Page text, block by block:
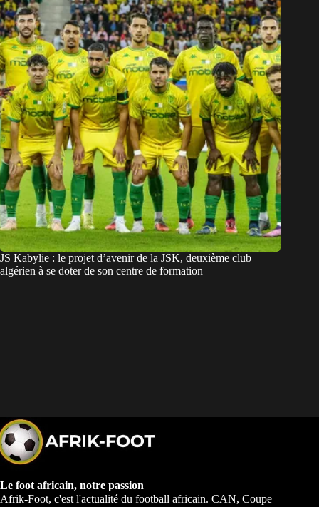
JS Kabylie : le projet d’avenir de la JSK, deuxième club
algérien à se doter de son centre de formation
Le foot africain, notre passion
Afrik-Foot, c'est l'actualité du football africain. CAN, Coupe